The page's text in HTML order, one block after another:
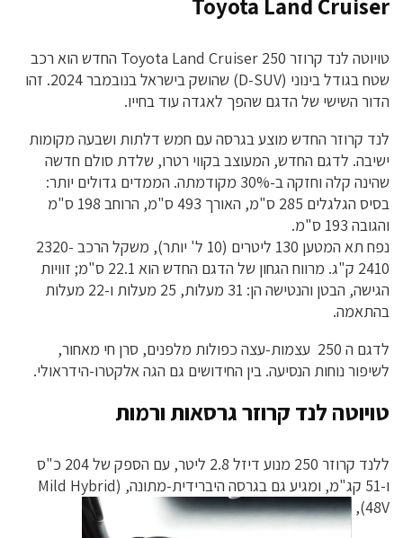
טויוטה לנד קרוזר 250 Toyota Land Cruiser החדש הוא רכב
שטח בגודל בינוני (D-SUV) שהושק בישראל בנובמבר 2024. זהו
הדור השישי של הדגם שהפך לאגדה עוד בחייו.
לנד קרוזר החדש מוצע בגרסה עם חמש דלתות ושבעה מקומות
ישיבה. לדגם החדש, המעוצב בקווי רטרו, שלדת סולם חדשה
שהינה קלה וחזקה ב-30% מקודמתה. הממדים גדולים יותר:
בסיס הגלגלים 285 ס"מ, האורך 493 ס"מ, הרוחב 198 ס"מ
והגובה 193 ס"מ.
נפח תא המטען 130 ליטרים (10 ל' יותר), משקל הרכב 2320-
2410 ק"ג. מרווח הגחון של הדגם החדש הוא 22.1 ס"מ; זוויות
הגישה, הבטן והנטישה הן: 31 מעלות, 25 מעלות ו-22 מעלות
בהתאמה.
לדגם ה 250 עצמות-עצה כפולות מלפנים, סרן חי מאחור,
לשיפור נוחות הנסיעה. בין החידושים גם הגה אלקטרו-הידראולי.
טויוטה לנד קרוזר גרסאות ורמות
ללנד קרוזר 250 מנוע דיזל 2.8 ליטר, עם הספק של 204 כ"ס
‏ו-51 קג"מ, ומגיע גם בגרסה היברידית-מתונה, (Mild Hybrid
48V),